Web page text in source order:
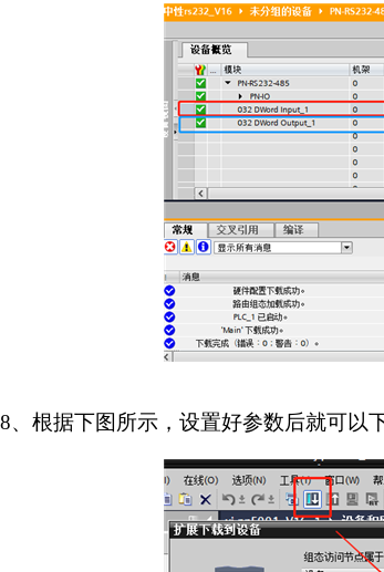
8、根据下图所示，设置好参数后就可以